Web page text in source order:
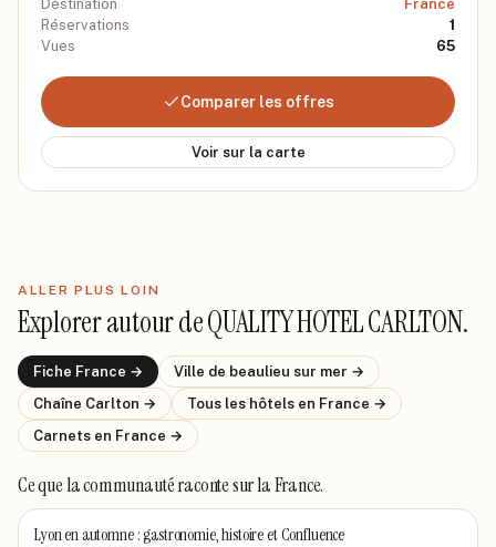
Destination
France
Réservations
1
Vues
65
Comparer les offres
Voir sur la carte
ALLER PLUS LOIN
Explorer autour deQUALITY HOTEL CARLTON.
Fiche France → Ville de beaulieu sur mer →
Chaîne Carlton → Tous les hôtels en France →
Carnets en France →
Ce que la communauté racontesur la France.
Lyon en automne : gastronomie, histoire et Confluence